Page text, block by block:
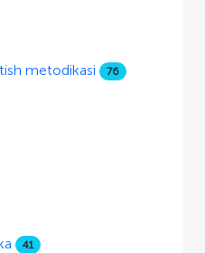
metodikasi 76
41